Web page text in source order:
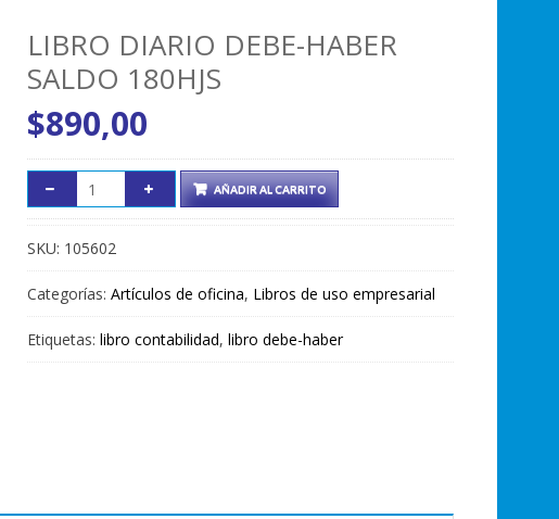
LIBRO DIARIO DEBE-HABER
SALDO 180HJS
$890,00
AÑADIR AL CARRITO
SKU: 105602
Categorías: Artículos de oficina, Libros de uso empresarial
Etiquetas: libro contabilidad, libro debe-haber